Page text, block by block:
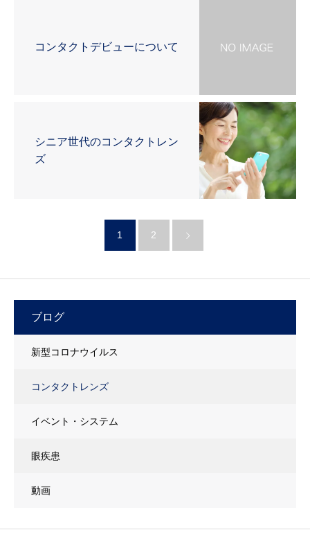
コンタクトデビューについて
シニア世代のコンタクトレン
ズ
1 2
ブログ
新型コロナウイルス
コンタクトレンズ
イベント・システム
眼疾患
動画